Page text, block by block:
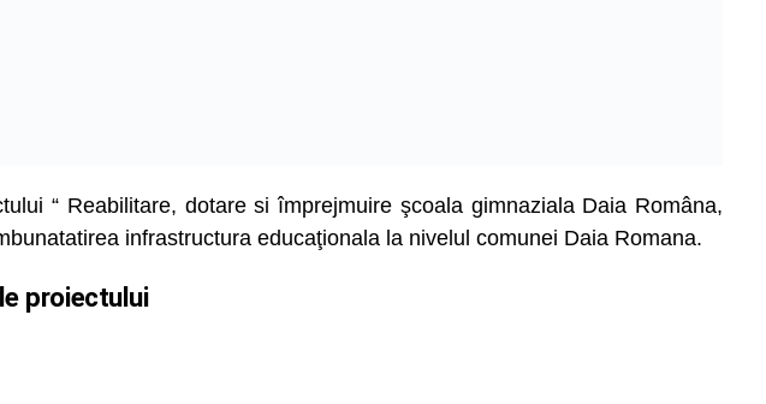
“ Reabilitare, dotare si împrejmuire şcoala gimnaziala Daia Româna,
infrastructura educaţionala la nivelul comunei Daia Romana.
proiectului